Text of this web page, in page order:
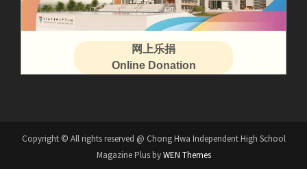
网上乐捐
Online Donation
Copyright © All rights reserved @ Chong Hwa Independent High School
Magazine Plus byWEN Themes